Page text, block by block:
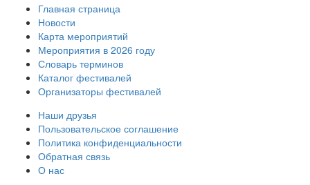
Главная страница
Новости
Карта мероприятий
Мероприятия в 2026 году
Словарь терминов
Каталог фестивалей
Организаторы фестивалей
Наши друзья
Пользовательское соглашение
Политика конфиденциальности
Обратная связь
О нас